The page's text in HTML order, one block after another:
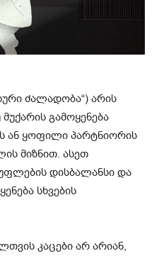
ძალადობა“) არის
გამოყენება
ან ყოფილი პარტნიორის
მიზნით. ასეთ
დისბალანსი და
სხვების
კაცები არ არიან,